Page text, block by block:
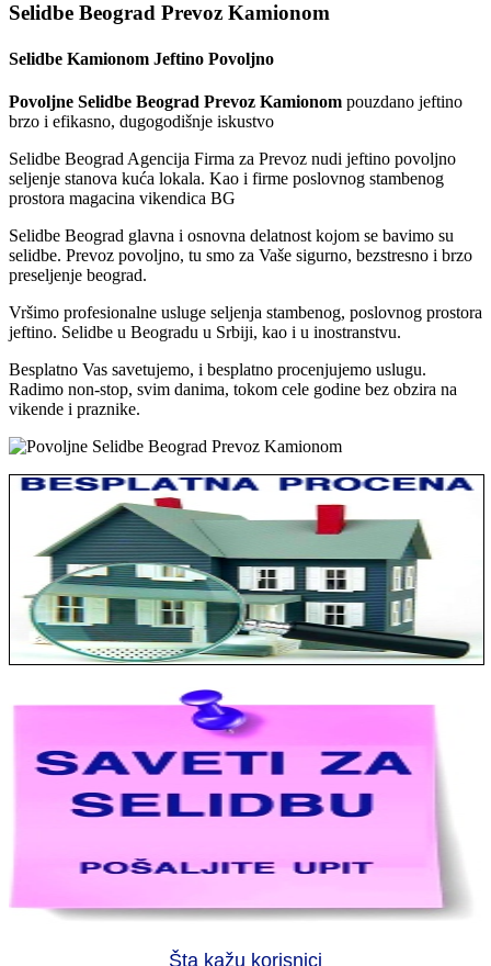
Selidbe Beograd Prevoz Kamionom
Selidbe Kamionom Jeftino Povoljno
Povoljne Selidbe Beograd Prevoz Kamionom pouzdano jeftino
brzo i efikasno, dugogodišnje iskustvo
Selidbe Beograd Agencija Firma za Prevoz nudi jeftino povoljno
seljenje stanova kuća lokala. Kao i firme poslovnog stambenog
prostora magacina vikendica BG
Selidbe Beograd glavna i osnovna delatnost kojom se bavimo su
selidbe. Prevoz povoljno, tu smo za Vaše sigurno, bezstresno i brzo
preseljenje beograd.
Vršimo profesionalne usluge seljenja stambenog, poslovnog prostora
jeftino. Selidbe u Beogradu u Srbiji, kao i u inostranstvu.
Besplatno Vas savetujemo, i besplatno procenjujemo uslugu.
Radimo non-stop, svim danima, tokom cele godine bez obzira na
vikende i praznike.
Šta kažu korisnici
Jelena sa Čukarice: Mogu da pohvalim sve radnike u firmi jer su
stvarno profesionalni. Iselili su moje stvari veoma pažljivo
sam preselila sve stvari u moj novi stan. Hvala Vam puno
Zoran Palilula: U potrazi da moje slike koje su mi veoma važne
izdvajaju od svih ostalih. Tu nema dileme